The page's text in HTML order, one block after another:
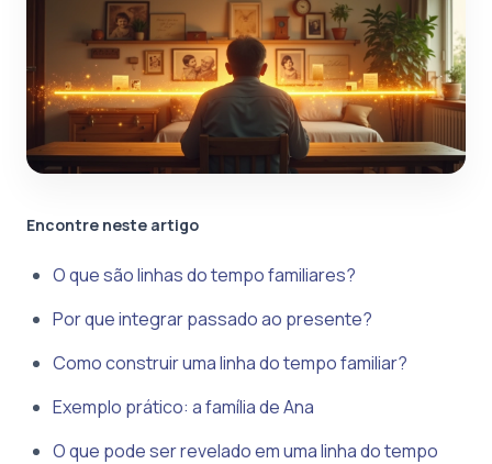
Encontre neste artigo
O que são linhas do tempo familiares?
Por que integrar passado ao presente?
Como construir uma linha do tempo familiar?
Exemplo prático: a família de Ana
O que pode ser revelado em uma linha do tempo